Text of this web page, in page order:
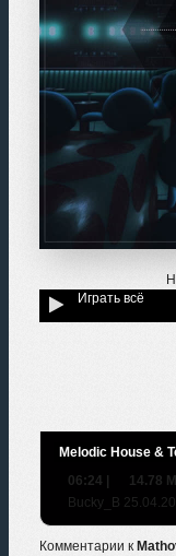
Играть всё
Melodic House &
06:24 | 14.78
Bucky_B
Комментарии к